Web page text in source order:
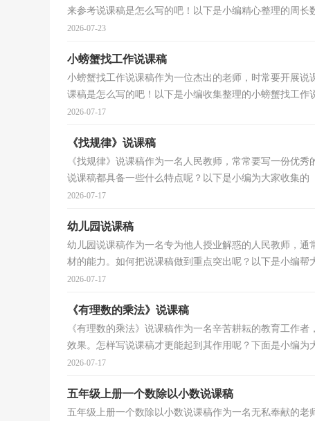
来参考说课稿是怎么写的吧！以下是小编精心整理的周长
2026-07-23
小螃蟹找工作说课稿
小螃蟹找工作说课稿作为一位杰出的老师，时常要开展
课稿是怎么写的吧！以下是小编收集整理的小螃蟹找工作
2026-07-17
《找规律》说课稿
《找规律》说课稿作为一名人民教师，常常要写一份优
说课稿都具备一些什么特点呢？以下是小编为大家收集的
2026-07-17
幼儿园说课稿
幼儿园说课稿作为一名专为他人授业解惑的人民教师，
材的能力。如何把说课稿做到重点突出呢？以下是小编帮
2026-07-17
《有理数的乘法》说课稿
《有理数的乘法》说课稿作为一名辛苦耕耘的教育工作
效果。怎样写说课稿才更能起到其作用呢？下面是小编为
2026-07-17
五年级上册一个数除以小数说课稿
五年级上册一个数除以小数说课稿作为一名无私奉献的